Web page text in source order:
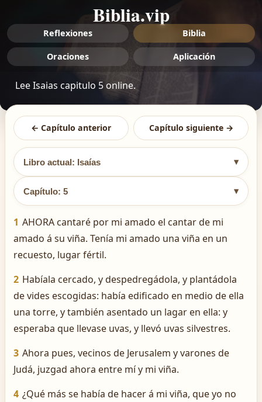
Biblia.vip
Reflexiones Biblia
Oraciones Aplicación
Lee Isaias capitulo 5 online.
← Capítulo anterior Capítulo siguiente →
Libro actual: Isaías ▾
Capítulo: 5 ▾
1 AHORA cantaré por mi amado el cantar de mi
amado á su viña. Tenía mi amado una viña en un
recuesto, lugar fértil.
2 Habíala cercado, y despedregádola, y plantádola
de vides escogidas: había edificado en medio de ella
una torre, y también asentado un lagar en ella: y
esperaba que llevase uvas, y llevó uvas silvestres.
3 Ahora pues, vecinos de Jerusalem y varones de
Judá, juzgad ahora entre mí y mi viña.
4 ¿Qué más se había de hacer á mi viña, que yo no